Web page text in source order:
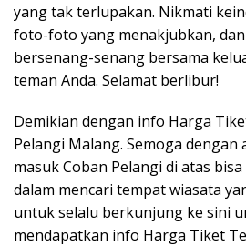
yang tak terlupakan. Nikmati
foto-foto yang menakjubkan,
bersenang-senang bersama
teman Anda. Selamat berlibur!
Demikian dengan info Harga
Pelangi Malang. Semoga dengan
masuk Coban Pelangi di atas
dalam mencari tempat wiasata
untuk selalu berkunjung ke sini
mendapatkan info Harga Tiket